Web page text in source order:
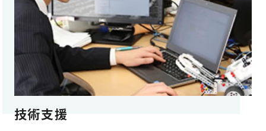
技術支援